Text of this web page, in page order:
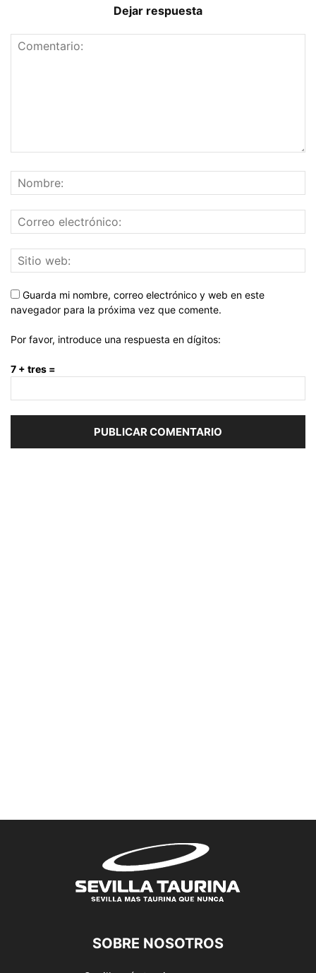
Dejar respuesta
Guarda mi nombre, correo electrónico y web en este
navegador para la próxima vez que comente.
Por favor, introduce una respuesta en dígitos:
7 + tres =
SOBRE NOSOTROS